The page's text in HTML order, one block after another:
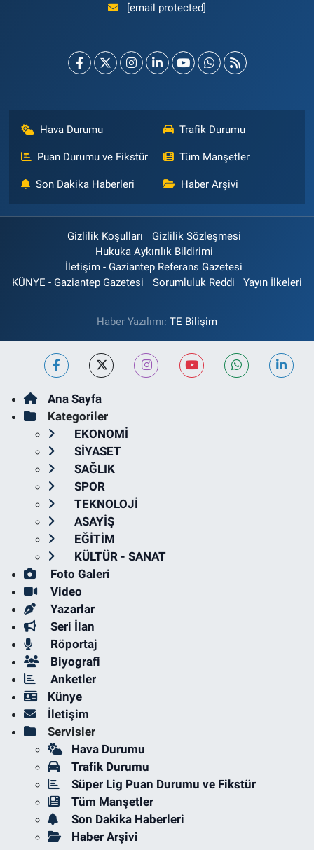
[email protected]
Hava Durumu Trafik Durumu
Puan Durumu ve Fikstür Tüm Manşetler
Son Dakika Haberleri Haber Arşivi
Gizlilik Koşulları
Gizlilik Sözleşmesi
Hukuka Aykırılık Bildirimi
İletişim - Gaziantep Referans Gazetesi
KÜNYE - Gaziantep Gazetesi
Sorumluluk Reddi Yayın İlkeleri
Haber Yazılımı: TE Bilişim
Ana Sayfa
Kategoriler
EKONOMİ
SİYASET
SAĞLIK
SPOR
TEKNOLOJİ
ASAYİŞ
EĞİTİM
KÜLTÜR - SANAT
Foto Galeri
Video
Yazarlar
Seri İlan
Röportaj
Biyografi
Anketler
Künye
İletişim
Servisler
Hava Durumu
Trafik Durumu
Süper Lig Puan Durumu ve Fikstür
Tüm Manşetler
Son Dakika Haberleri
Haber Arşivi